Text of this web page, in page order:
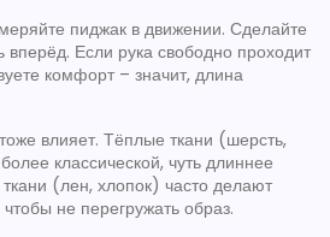
пиджак в движении. Сделайте
вперёд. Если рука свободно проходит
комфорт – значит, длина
влияет. Тёплые ткани (шерсть,
классической, чуть длиннее
(лен, хлопок) часто делают
не перегружать образ.